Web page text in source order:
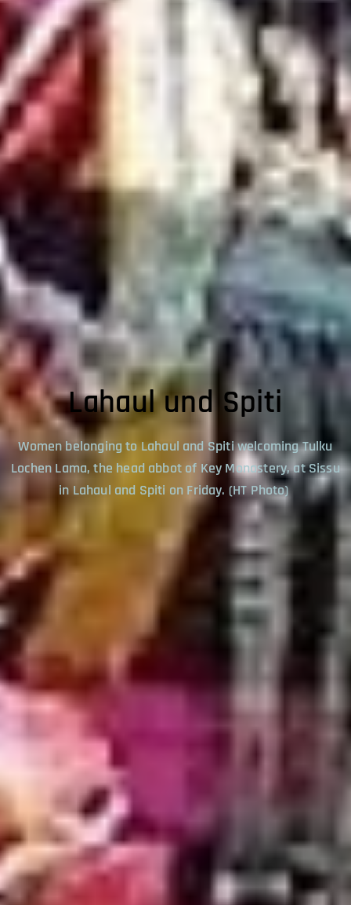
Lahaul und Spiti
Women belonging to Lahaul and Spiti welcoming Tulku
Lochen Lama, the head abbot of Key Monastery, at Sissu
in Lahaul and Spiti on Friday. (HT Photo)